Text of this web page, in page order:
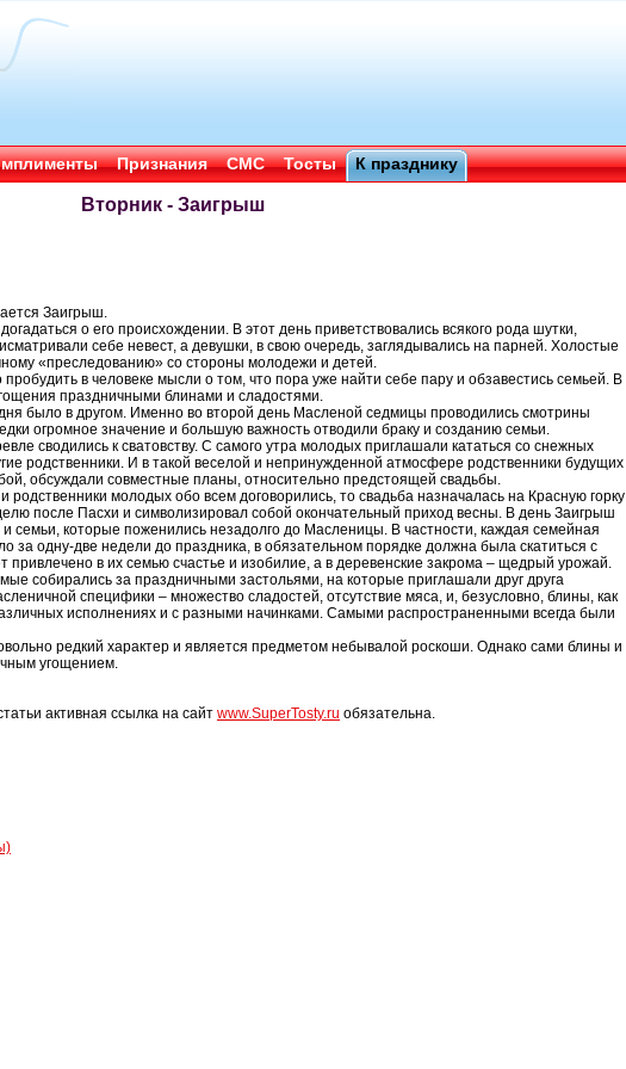
Признания СМС Тосты К празднику
Вторник - Заигрыш
Заигрыш.
о его происхождении. В этот день приветствовались всякого рода шутки,
себе невест, а девушки, в свою очередь, заглядывались на парней. Холостые
«преследованию» со стороны молодежи и детей.
в человеке мысли о том, что пора уже найти себе пару и обзавестись семьей. В
праздничными блинами и сладостями.
было в другом. Именно во второй день Масленой седмицы проводились смотрины
огромное значение и большую важность отводили браку и созданию семьи.
сводились к сватовству. С самого утра молодых приглашали кататься со снежных
родственники. И в такой веселой и непринужденной атмосфере родственники будущих
обсуждали совместные планы, относительно предстоящей свадьбы.
родственники молодых обо всем договорились, то свадьба назначалась на Красную горку
после Пасхи и символизировал собой окончательный приход весны. В день Заигрыш
семьи, которые поженились незадолго до Масленицы. В частности, каждая семейная
за одну-две недели до праздника, в обязательном порядке должна была скатиться с
привлечено в их семью счастье и изобилие, а в деревенские закрома – щедрый урожай.
собирались за праздничными застольями, на которые приглашали друг друга
специфики – множество сладостей, отсутствие мяса, и, безусловно, блины, как
исполнениях и с разными начинками. Самыми распространенными всегда были
редкий характер и является предметом небывалой роскоши. Однако сами блины и
угощением.
активная ссылка на сайт www.SuperTosty.ru обязательна.